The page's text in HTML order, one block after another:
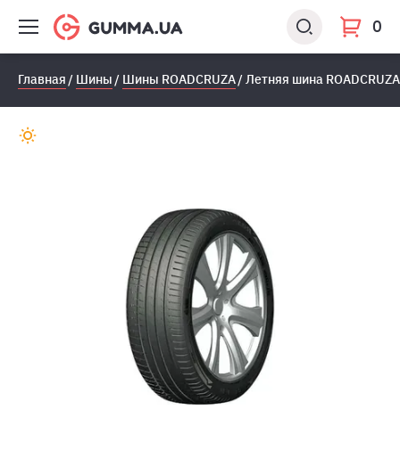
0
Главная Шины Шины ROADCRUZA Летняя шина